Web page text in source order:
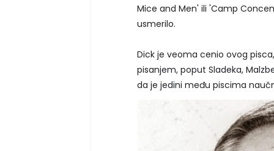
Mice and Men' ili 'Camp
usmerilo.
Dick je veoma cenio ovog
pisanjem, poput Sladeka,
da je jedini među piscima